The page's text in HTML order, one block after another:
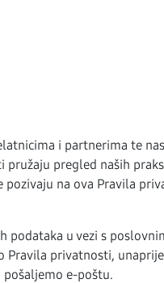
i partnerima te
pregled naših
na ova Pravila
podataka u vezi s
privatnosti,
e-poštu.